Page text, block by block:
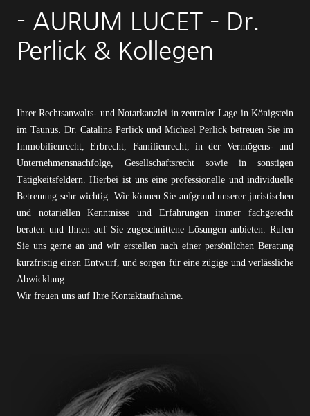
- AURUM LUCET – Dr.
Perlick & Kollegen
Ihrer Rechtsanwalts- und Notarkanzlei in zentraler Lage in Königstein
im Taunus. Dr. Catalina Perlick und Michael Perlick betreuen Sie im
Immobilienrecht, Erbrecht, Familienrecht, in der Vermögens- und
Unternehmensnachfolge, Gesellschaftsrecht sowie in sonstigen
Tätigkeitsfeldern. Hierbei ist uns eine professionelle und individuelle
Betreuung sehr wichtig. Wir können Sie aufgrund unserer juristischen
und notariellen Kenntnisse und Erfahrungen immer fachgerecht
beraten und Ihnen auf Sie zugeschnittene Lösungen anbieten. Rufen
Sie uns gerne an und wir erstellen nach einer persönlichen Beratung
kurzfristig einen Entwurf, und sorgen für eine zügige und verlässliche
Abwicklung.
Wir freuen uns auf Ihre Kontaktaufnahme.